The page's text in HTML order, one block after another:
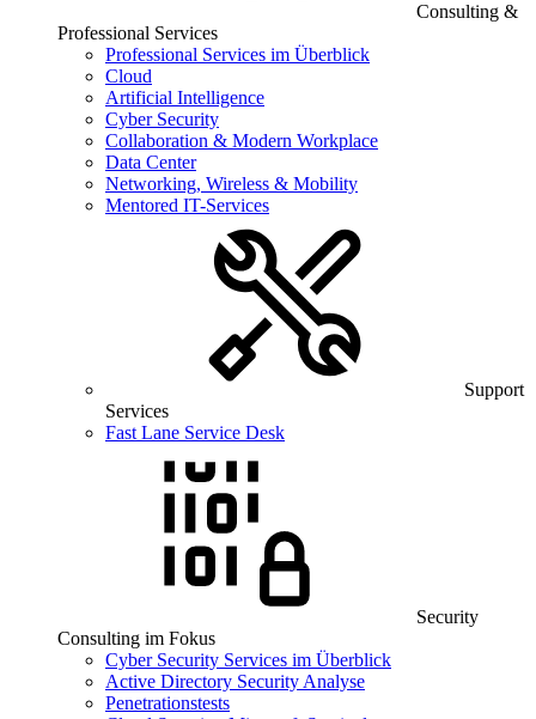
Consulting &
Professional Services
Professional Services im Überblick
Cloud
Artificial Intelligence
Cyber Security
Collaboration & Modern Workplace
Data Center
Networking, Wireless & Mobility
Mentored IT-Services
Support
Services
Fast Lane Service Desk
Security
Consulting im Fokus
Cyber Security Services im Überblick
Active Directory Security Analyse
Penetrationstests